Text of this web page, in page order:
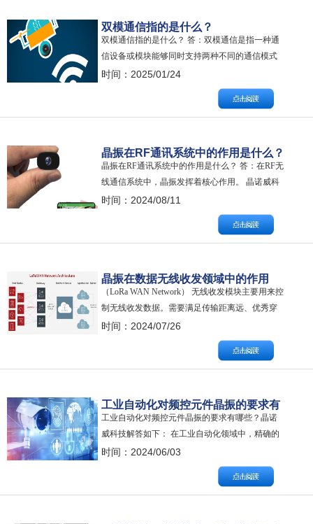
双模通信指的是什么？
双模通信指的是什么？ 答：双模通信是指一种通
信设备或模块能够同时支持两种不同的通信模式
进行数据传输的技术。 双模通信能够在不同的通
信标准或频段间进行切换，以适应不同的通信需
求和环境条件。双模通信模块内部包含两种通信
技术的相关电路和组件，如射频前端、基带处理
境…
时间：2025/01/24
晶振在RF通讯系统中的作用是什么？
晶振在RF通讯系统中的作用是什么？ 答：在RF无
线通信系统中，晶振发挥着核心作用。 晶诺威科
技解释如下： 晶振可以为各个设备提供统一的时
钟参考，实现设备之间的精确同步，避免数据冲
突和碰撞，提高通信效率。 换句话说，晶振通过
提供稳定的时钟信号、生成载波信号、在混频与
时间：2024/08/11
晶振在数据无线收发领域中的作用
（LoRa WAN Network） 无线收发模块主要用来控
制无线收发数据。需要满足传输距离远、优秀穿
墙能力、体积小、灵敏度高、误码率低、数据传
输稳定性高、超低的休眠功耗等需求。 无线系统
（WiFi、蓝牙、Zigbee、LoRa、红外射频等）晶振
常见频率有32.768KHz、12MHz、16MHz、…
时间：2024/07/26
工业自动化对频控元件晶振的要求有
哪些？
工业自动化对频控元件晶振的要求有哪些？晶诺
威科技解答如下： 在工业自动化领域中，精确的
频率控制对于系统的稳定运行和生产效率的提升
具有决定性的意义，如：安全应用中使用的典型
协议包括 Wi-Fi、低功耗蓝牙 （BLE）、Z-Wave、
Zigbee、控制器局域网 （CAN）、RFID 和用于位
时间：2024/06/03